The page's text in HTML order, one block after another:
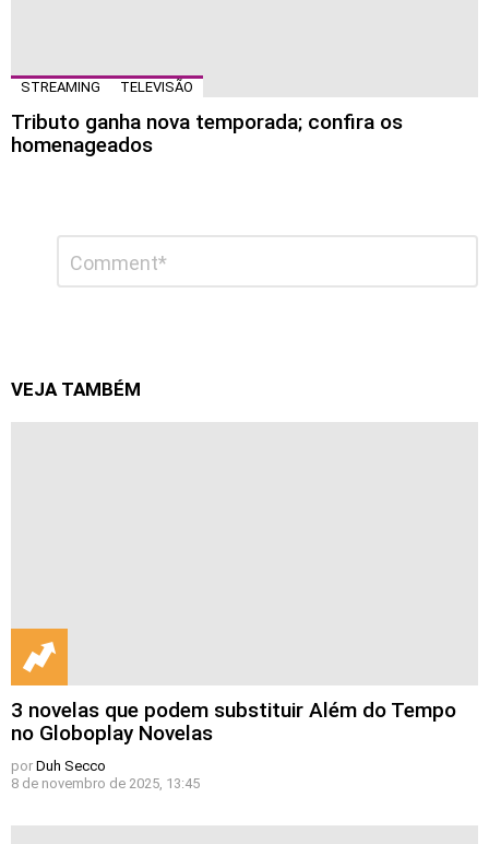
STREAMING TELEVISÃO
Tributo ganha nova temporada; confira os
homenageados
comentário
VEJA TAMBÉM
3 novelas que podem substituir Além do Tempo
no Globoplay Novelas
por Duh Secco
8 de novembro de 2025, 13:45